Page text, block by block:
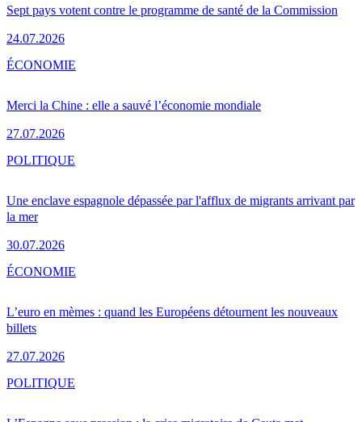
Sept pays votent contre le programme de santé de la Commission
24.07.2026
Merci la Chine : elle a sauvé l’économie mondiale
27.07.2026
ÉCONOMIE
Une enclave espagnole dépassée par l'afflux de migrants arrivant par
la mer
30.07.2026
POLITIQUE
L’euro en mèmes : quand les Européens détournent les nouveaux
billets
27.07.2026
ÉCONOMIE
POLITIQUE